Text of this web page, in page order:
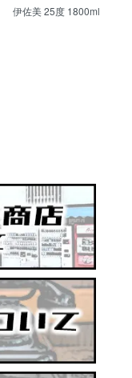
伊佐美 25度 1800ml